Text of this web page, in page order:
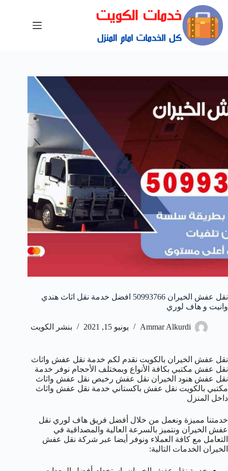
نقل عفش الخيران 50993766 افضل خدمة نقل اثاث هندي
وانيت و هاف لوري
Ammar Alkurdi يونيو 15, 2021 بنشر الكويت
نقل عفش الخيران بالكويت نقدم لكم خدمة نقل عفش واثاث
نقل عفش مكتبي بكافة الأنواع وبمختلف الأحجام نوفر خدمة
نقل عفش هنود الخيران نقل عفش رخيص نقل عفش واثاث
مكتبي بالكويت نقل عفش باكستاني خدمة نقل عفش واثاث
داخل المنزل
خدمتنا مميزة ونعمل من خلال أفضل فريق هاف لوري نقل
عفش الخيران ونتميز بالسرعة العالية والمصداقية في
التعامل مع كافة العملاء ونوفر أيضا عبر شركة نقل عفش
الخيران الخدمات التالية: